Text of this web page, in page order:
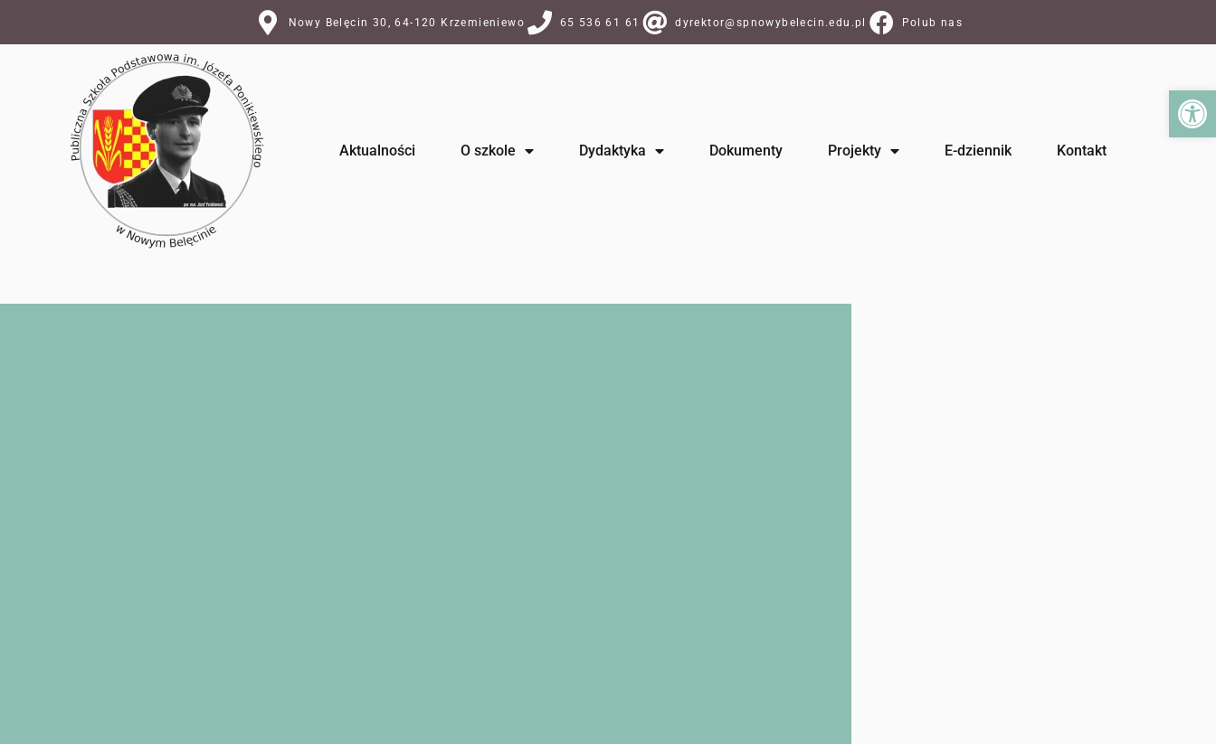
Nowy Belęcin 30, 64-120 Krzemieniewo 65 536 61 61 dyrektor@spnowybelecin.edu.pl Polub nas
Aktualności O szkole Dydaktyka Dokumenty Projekty E-dziennik Kontakt